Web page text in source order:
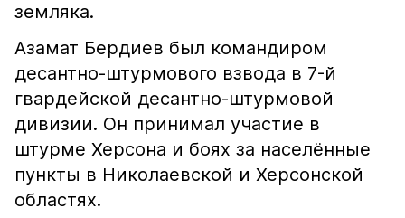
земляка.
Азамат Бердиев был командиром
десантно-штурмового взвода в 7-й
гвардейской десантно-штурмовой
дивизии. Он принимал участие в
штурме Херсона и боях за населённые
пункты в Николаевской и Херсонской
областях.